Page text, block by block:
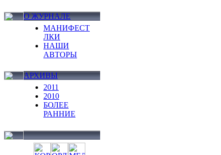
О ЖУРНАЛЕ
МАНИФЕСТ
ЛКИ
НАШИ
АВТОРЫ
АРХИВЫ
2011
2010
БОЛЕЕ
РАННИЕ